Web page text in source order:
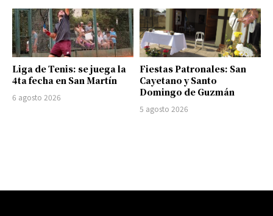
Liga de Tenis: se juega la
4ta fecha en San Martín
6 agosto 2026
Fiestas Patronales: San
Cayetano y Santo
Domingo de Guzmán
5 agosto 2026